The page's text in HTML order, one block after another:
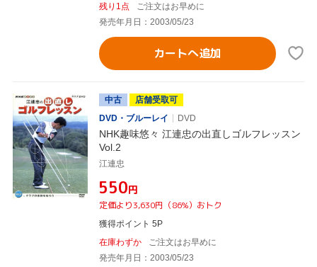
残り1点
ご注文はお早めに
発売年月日：2003/05/23
カートへ追加
中古
店舗受取可
DVD・ブルーレイ
DVD
NHK趣味悠々 江連忠の出直しゴルフレッスン
Vol.2
江連忠
¥550円
定価より3,630円（86%）おトク
獲得ポイント 5P
在庫わずか
ご注文はお早めに
発売年月日：2003/05/23